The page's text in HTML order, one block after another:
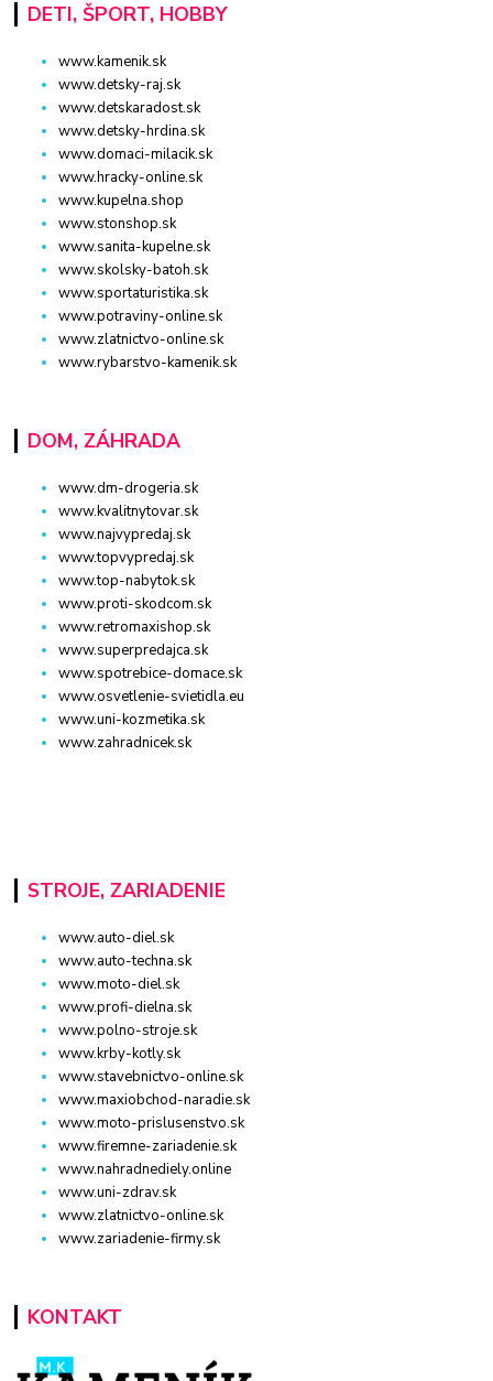
DETI, ŠPORT, HOBBY
www.kamenik.sk
www.detsky-raj.sk
www.detskaradost.sk
www.detsky-hrdina.sk
www.domaci-milacik.sk
www.hracky-online.sk
www.kupelna.shop
www.stonshop.sk
www.sanita-kupelne.sk
www.skolsky-batoh.sk
www.sportaturistika.sk
www.potraviny-online.sk
www.zlatnictvo-online.sk
www.rybarstvo-kamenik.sk
DOM, ZÁHRADA
www.dm-drogeria.sk
www.kvalitnytovar.sk
www.najvypredaj.sk
www.topvypredaj.sk
www.top-nabytok.sk
www.proti-skodcom.sk
www.retromaxishop.sk
www.superpredajca.sk
www.spotrebice-domace.sk
www.osvetlenie-svietidla.eu
www.uni-kozmetika.sk
www.zahradnicek.sk
STROJE, ZARIADENIE
www.auto-diel.sk
www.auto-techna.sk
www.moto-diel.sk
www.profi-dielna.sk
www.polno-stroje.sk
www.krby-kotly.sk
www.stavebnictvo-online.sk
www.maxiobchod-naradie.sk
www.moto-prislusenstvo.sk
www.firemne-zariadenie.sk
www.nahradnediely.online
www.uni-zdrav.sk
www.zlatnictvo-online.sk
www.zariadenie-firmy.sk
KONTAKT